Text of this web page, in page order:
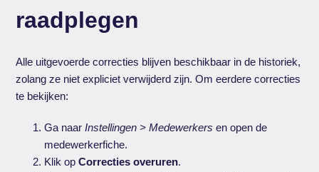
raadplegen
Alle uitgevoerde correcties blijven beschikbaar in de historiek,
zolang ze niet expliciet verwijderd zijn. Om eerdere correcties
te bekijken:
Ga naarInstellingen > Medewerkers en open de
medewerkerfiche.
Klik opCorrecties overuren.